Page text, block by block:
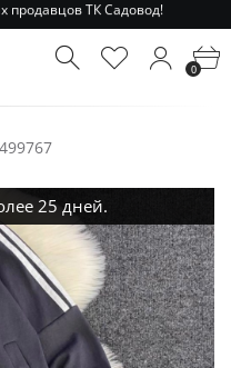
3 дняпо РФ и МСК!
продавцов ТК Садовод!
дня
0
25 дней.